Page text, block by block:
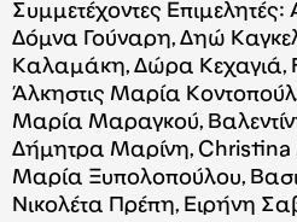
Συμμετέχοντες
Δόμνα Γούναρη, Δηώ
Καλαμάκη, Δώρα Κεχαγιά,
Άλκηστις Μαρία
Μαρία Μαραγκού,
Δήμητρα Μαρίνη, Christina
Μαρία Ξυπολοπούλου,
Νικολέτα Πρέπη, Ειρήνη